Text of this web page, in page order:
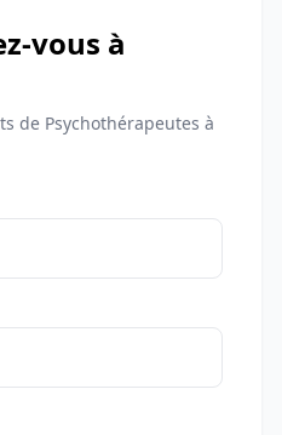
vous à
de Psychothérapeutes à